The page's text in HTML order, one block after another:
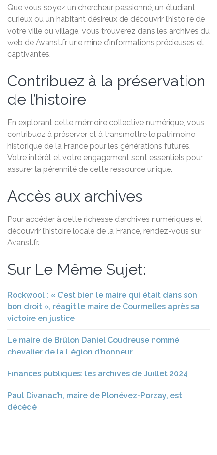
Que vous soyez un chercheur passionné, un étudiant
curieux ou un habitant désireux de découvrir l’histoire de
votre ville ou village, vous trouverez dans les archives du
web de Avanst.fr une mine d’informations précieuses et
captivantes.
Contribuez à la préservation
de l’histoire
En explorant cette mémoire collective numérique, vous
contribuez à préserver et à transmettre le patrimoine
historique de la France pour les générations futures.
Votre intérêt et votre engagement sont essentiels pour
assurer la pérennité de cette ressource unique.
Accès aux archives
Pour accéder à cette richesse d’archives numériques et
découvrir l’histoire locale de la France, rendez-vous sur
Avanst.fr.
Sur Le Même Sujet:
Rockwool : « C’est bien le maire qui était dans son
bon droit », réagit le maire de Courmelles après sa
victoire en justice
Le maire de Brûlon Daniel Coudreuse nommé
chevalier de la Légion d’honneur
Finances publiques: les archives de Juillet 2024
Paul Divanac’h, maire de Plonévez-Porzay, est
décédé